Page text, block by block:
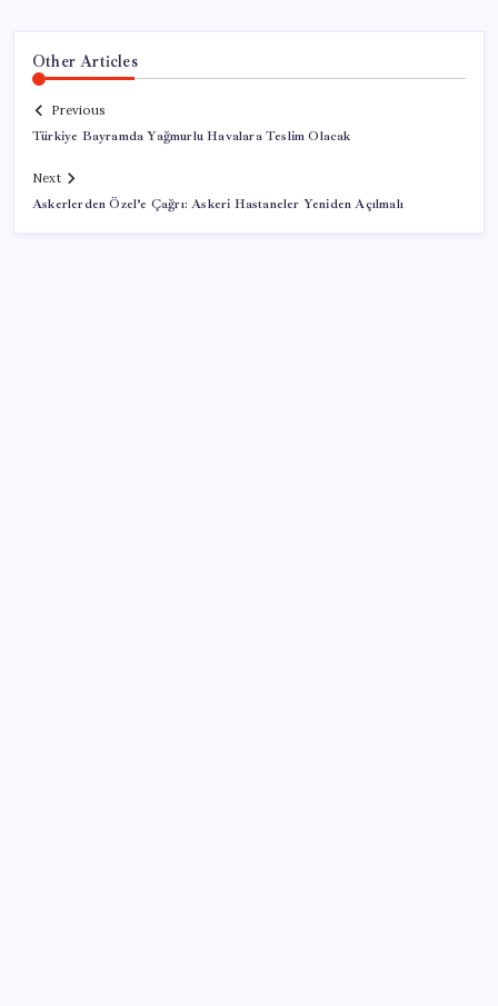
Other Articles
Previous
Türkiye Bayramda Yağmurlu Havalara Teslim Olacak
Next
Askerlerden Özel’e Çağrı: Askeri Hastaneler Yeniden Açılmalı